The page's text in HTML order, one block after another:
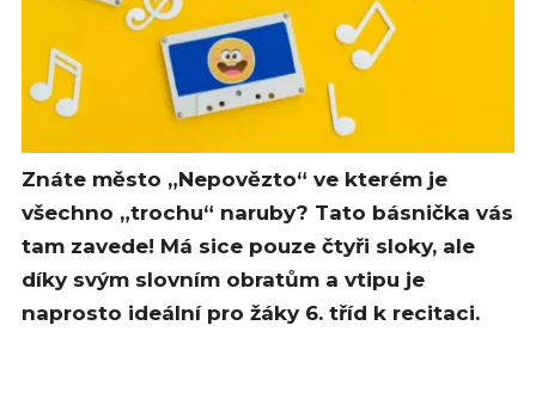
Znáte město „Nepovězto“ ve kterém je
všechno „trochu“ naruby? Tato básnička vás
tam zavede! Má sice pouze čtyři sloky, ale
díky svým slovním obratům a vtipu je
naprosto ideální pro žáky 6. tříd k recitaci.